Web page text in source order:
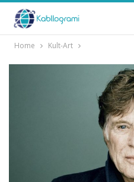
Home Kult-Art